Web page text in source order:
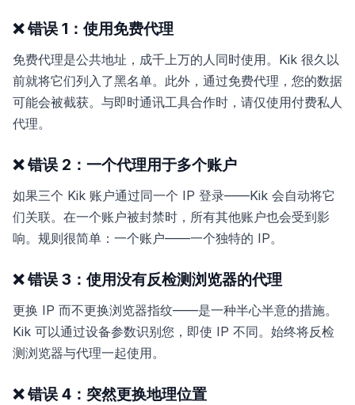
❌ 错误 1：使用免费代理
免费代理是公共地址，成千上万的人同时使用。Kik 很久以
前就将它们列入了黑名单。此外，通过免费代理，您的数据
可能会被截获。与即时通讯工具合作时，请仅使用付费私人
代理。
❌ 错误 2：一个代理用于多个账户
如果三个 Kik 账户通过同一个 IP 登录——Kik 会自动将它
们关联。在一个账户被封禁时，所有其他账户也会受到影
响。规则很简单：一个账户——一个独特的 IP。
❌ 错误 3：使用没有反检测浏览器的代理
更换 IP 而不更换浏览器指纹——是一种半心半意的措施。
Kik 可以通过设备参数识别您，即使 IP 不同。始终将反检
测浏览器与代理一起使用。
❌ 错误 4：突然更换地理位置